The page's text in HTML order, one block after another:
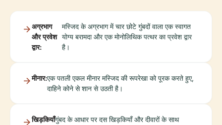
अग्रभाग
और प्रवेश
द्वार:
मस्जिद के अग्रभाग में चार छोटे गुंबदों वाला एक स्वागत
योग्य बरामदा और एक मोनोलिथिक पत्थर का प्रवेश द्वार
है।
मीनार:एक पतली एकल मीनार मस्जिद की रूपरेखा को पूरक करते हुए,
दाहिने कोने से शान से उठती है।
खिड़कियाँगुंबद के आधार पर दस खिड़कियाँ और दीवारों के साथ